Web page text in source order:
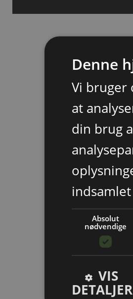
Denne
Vi bruger
at
din brug
Absolut
nødvendige
VIS
DETALJER